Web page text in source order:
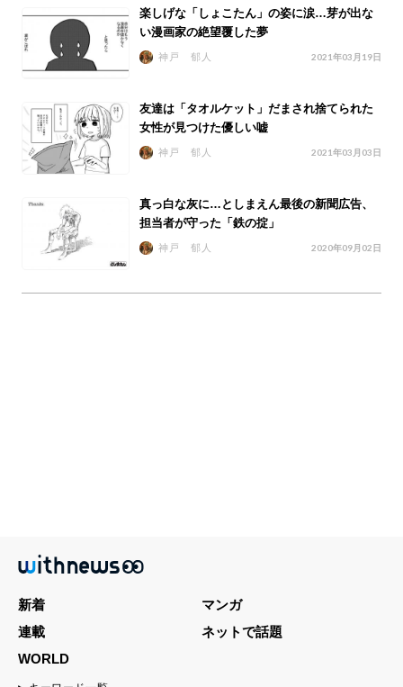
楽しげな「しょこたん」の姿に涙…芽が出な
い漫画家の絶望覆した夢
神戸 郁人 2021年03月19日
友達は「タオルケット」だまされ捨てられた
女性が見つけた優しい嘘
神戸 郁人 2021年03月03日
真っ白な灰に…としまえん最後の新聞広告、
担当者が守った「鉄の掟」
神戸 郁人 2020年09月02日
新着
マンガ
連載
ネットで話題
WORLD